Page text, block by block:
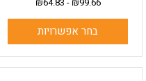
בחר אפשרויות